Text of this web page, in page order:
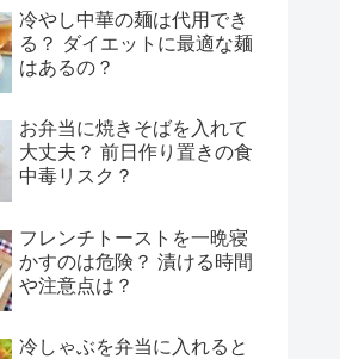
冷やし中華の麺は代用でき
る？ ダイエットに最適な麺
はあるの？
お弁当に焼きそばを入れて
大丈夫？ 前日作り置きの食
中毒リスク？
フレンチトーストを一晩寝
かすのは危険？ 漬ける時間
や注意点は？
冷しゃぶを弁当に入れると